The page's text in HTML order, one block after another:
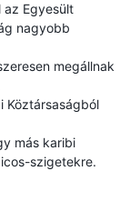
Egyesült
nagyobb
megállnak
Köztársaságból
más karibi
szigetekre.